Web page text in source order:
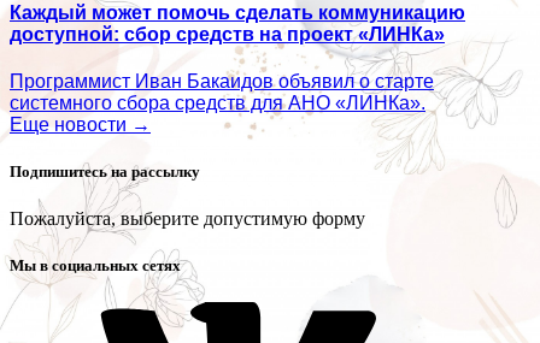
Каждый может помочь сделать коммуникацию
доступной: сбор средств на проект «ЛИНКа»
Программист Иван Бакаидов объявил о старте
системного сбора средств для АНО «ЛИНКа».
Еще новости →
Подпишитесь на рассылку
Пожалуйста, выберите допустимую форму
Мы в социальных сетях